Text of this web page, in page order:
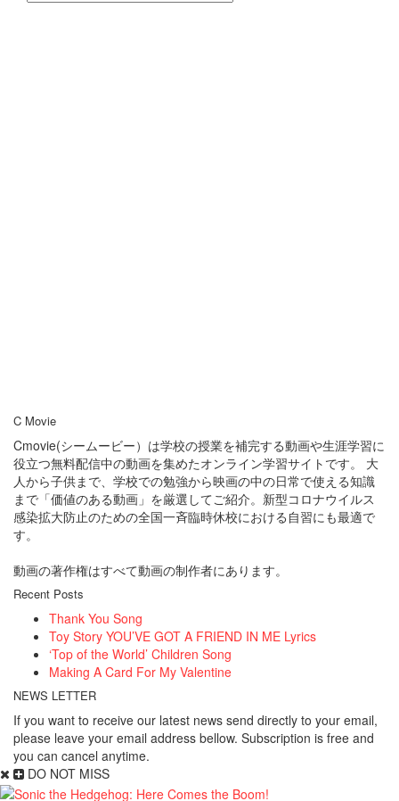
C Movie
Cmovie(シームービー）は学校の授業を補完する動画や生涯学習に
役立つ無料配信中の動画を集めたオンライン学習サイトです。 大
人から子供まで、学校での勉強から映画の中の日常で使える知識
まで「価値のある動画」を厳選してご紹介。新型コロナウイルス
感染拡大防止のための全国一斉臨時休校における自習にも最適で
す。
動画の著作権はすべて動画の制作者にあります。
Recent Posts
Thank You Song
Toy Story YOU’VE GOT A FRIEND IN ME Lyrics
‘Top of the World’ Children Song
Making A Card For My Valentine
NEWS LETTER
If you want to receive our latest news send directly to your email,
please leave your email address bellow. Subscription is free and
you can cancel anytime.
DO NOT MISS